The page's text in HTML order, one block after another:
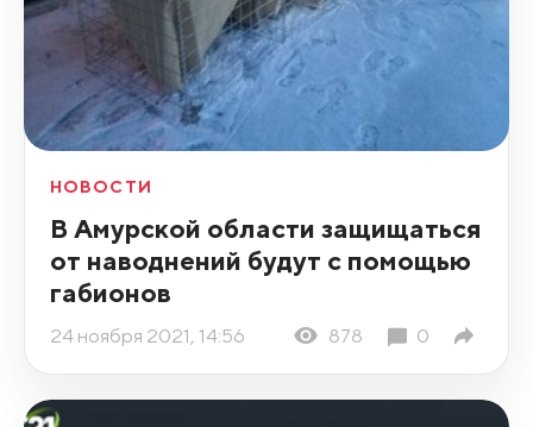
НОВОСТИ
В Амурской области защищаться
от наводнений будут с помощью
габионов
24 ноября 2021, 14:56 878 0